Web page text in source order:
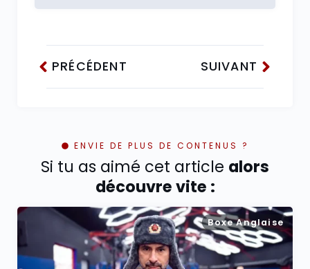
PRÉCÉDENT SUIVANT
ENVIE DE PLUS DE CONTENUS ?
Si tu as aimé cet article alors
découvre vite :
Boxe Anglaise